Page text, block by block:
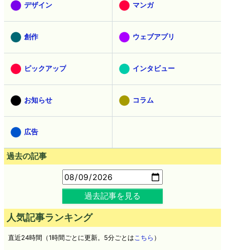
デザイン マンガ
創作 ウェブアプリ
ピックアップ インタビュー
お知らせ コラム
広告
過去の記事
過去記事を見る
人気記事ランキング
直近24時間（1時間ごとに更新。5分ごとはこちら ）